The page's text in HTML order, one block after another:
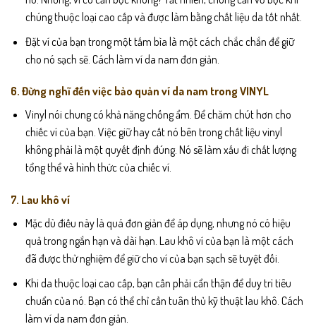
chúng thuộc loại cao cấp và được làm bằng chất liệu da tốt nhất.
Đặt ví của bạn trong một tấm bìa là một cách chắc chắn để giữ
cho nó sạch sẽ. Cách làm ví da nam đơn giản.
6. Đừng nghĩ đến việc bảo quản ví da nam trong VINYL
Vinyl nói chung có khả năng chống ẩm. Để chăm chút hơn cho
chiếc ví của bạn. Việc giữ hay cất nó bên trong chất liệu vinyl
không phải là một quyết định đúng. Nó sẽ làm xấu đi chất lượng
tổng thể và hình thức của chiếc ví.
7. Lau khô ví
Mặc dù điều này là quá đơn giản để áp dụng, nhưng nó có hiệu
quả trong ngắn hạn và dài hạn. Lau khô ví của bạn là một cách
đã được thử nghiệm để giữ cho ví của bạn sạch sẽ tuyệt đối.
Khi da thuộc loại cao cấp, bạn cần phải cẩn thận để duy trì tiêu
chuẩn của nó. Bạn có thể chỉ cần tuân thủ kỹ thuật lau khô. Cách
làm ví da nam đơn giản.